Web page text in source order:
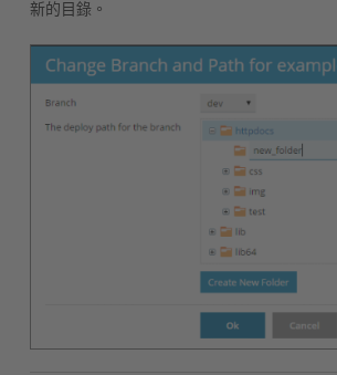
新的目錄。